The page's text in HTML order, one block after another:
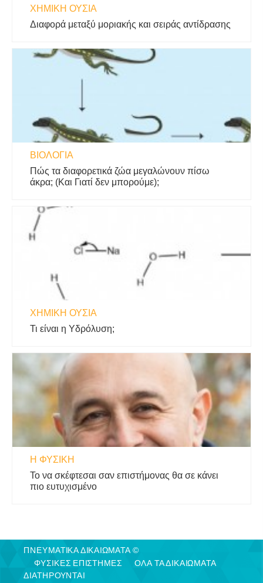
ΧΗΜΙΚΉ ΟΥΣΊΑ
Διαφορά μεταξύ μοριακής και σειράς αντίδρασης
ΒΙΟΛΟΓΊΑ
Πώς τα διαφορετικά ζώα μεγαλώνουν πίσω
άκρα; (Και Γιατί δεν μπορούμε);
ΧΗΜΙΚΉ ΟΥΣΊΑ
Τι είναι η Υδρόλυση;
Η ΦΥΣΙΚΗ
Το να σκέφτεσαι σαν επιστήμονας θα σε κάνει
πιο ευτυχισμένο
ΠΝΕΥΜΑΤΙΚΑ ΔΙΚΑΙΩΜΑΤΑ ©
ΦΥΣΙΚΈΣ ΕΠΙΣΤΉΜΕΣ
ΟΛΑ ΤΑ ΔΙΚΑΙΩΜΑΤΑ
ΔΙΑΤΗΡΟΥΝΤΑΙ